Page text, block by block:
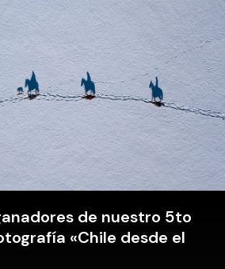
de nuestro 5to
«Chile desde el